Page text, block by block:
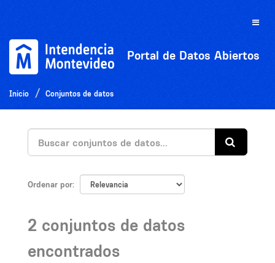
Toggle
Portal de Datos Abiertos
Inicio Conjuntos de datos
Ordenar por
2 conjuntos de datos
encontrados